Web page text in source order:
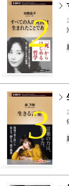
2
3